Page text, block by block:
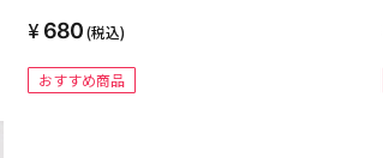
680(税込)
おすすめ商品